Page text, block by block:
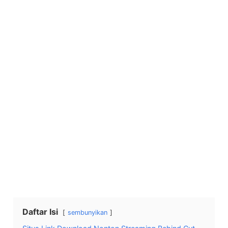
Daftar Isi sembunyikan